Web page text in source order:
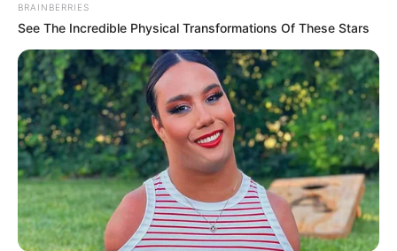
BRAINBERRIES
See The Incredible Physical Transformations Of These Stars